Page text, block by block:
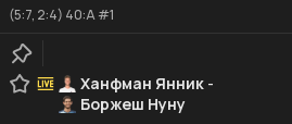
(5:7, 2:4) 40:A #1
Ханфман Янник -
Боржеш Нуну